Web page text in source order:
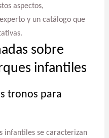
aspectos,
y un catálogo que
sobre
infantiles
tronos para
infantiles se caracterizan